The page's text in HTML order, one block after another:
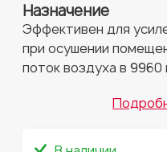
Назначение
Эффективен для
при осушении
поток воздуха в 9960